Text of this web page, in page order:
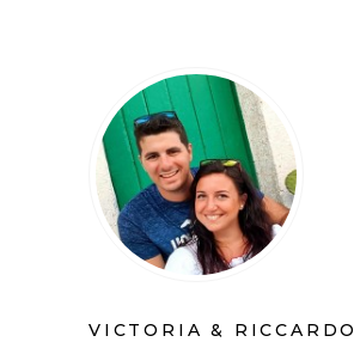
VICTORIA & RICCARDO